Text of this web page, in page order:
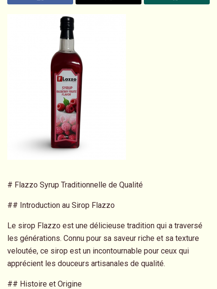
# Flazzo Syrup Traditionnelle de Qualité
## Introduction au Sirop Flazzo
Le sirop Flazzo est une délicieuse tradition qui a traversé
les générations. Connu pour sa saveur riche et sa texture
veloutée, ce sirop est un incontournable pour ceux qui
apprécient les douceurs artisanales de qualité.
## Histoire et Origine